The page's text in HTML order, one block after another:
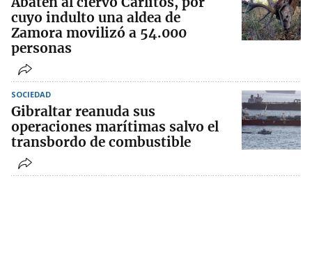
cuyo indulto una aldea de
Zamora movilizó a 54.000
personas
SOCIEDAD
Gibraltar reanuda sus
operaciones marítimas salvo el
transbordo de combustible